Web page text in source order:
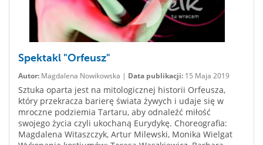
Spektakl "Orfeusz"
Autor: Magdalena Nowikowska | Data publikacji: 15 Maja 2019
Sztuka oparta jest na mitologicznej historii Orfeusza,
który przekracza barierę świata żywych i udaje się w
mroczne podziemia Tartaru, aby odnaleźć miłość
swojego życia czyli ukochaną Eurydykę. Choreografia:
Magdalena Witaszczyk, Artur Milewski, Monika Wielgat